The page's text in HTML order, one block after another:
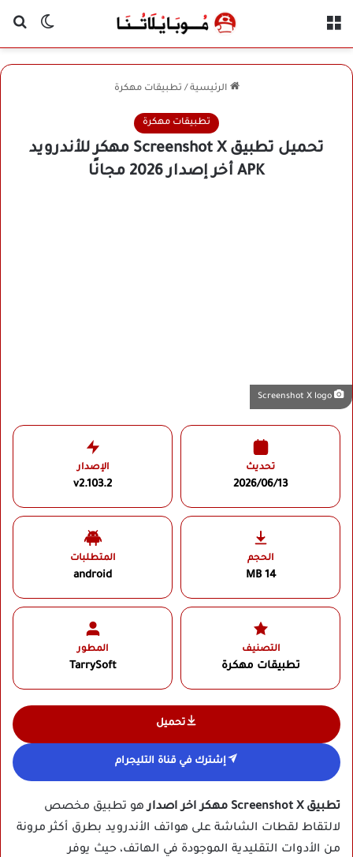
الوضع
الرئيسية / تطبيقات مهكرة
تطبيقات مهكرة
تحميل تطبيق Screenshot X مهكر للأندرويد
APK أخر إصدار 2026 مجانًا
تحديث
2026/06/13
الإصدار
v2.103.2
الحجم
14 MB
المتطلبات
android
التصنيف
تطبيقات مهكرة
المطور
TarrySoft‏
تحميل
إشترك في قناة التليجرام
تطبيق Screenshot X مهكر اخر اصدار
هو تطبيق مخصص
لالتقاط لقطات الشاشة على هواتف الأندرويد بطرق أكثر مرونة
من الأدوات التقليدية الموجودة في الهاتف، حيث يوفر